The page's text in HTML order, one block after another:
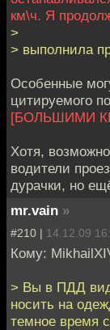
км\ч. Я
>
> выполнила
Особенные
цитируемого
[БОЛЬШИМИ
Хотя,
водители
дурачки, но
mr.vain »
#210 | 14.12.09
Кому:
> Вы в ПДД
носить на
темное время